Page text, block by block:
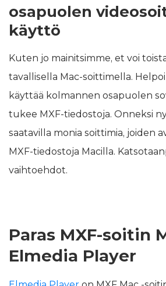
osapuolen
käyttö
Kuten jo mainitsimme, et voi
tavallisella Mac-soittimella.
käyttää kolmannen osapuolen
tukee MXF-tiedostoja. Onneksi
saatavilla monia soittimia, joiden
MXF-tiedostoja Macilla.
vaihtoehdot.
Paras MXF-soitin
Elmedia Player